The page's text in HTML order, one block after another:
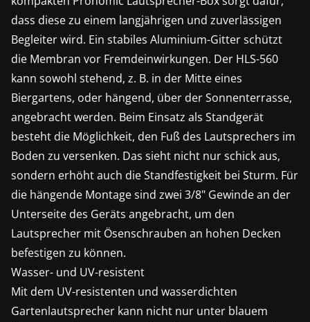
dass diese zu einem langjährigen und zuverlässigen
Begleiter wird. Ein stabiles Aluminium-Gitter schützt
die Membran vor Fremdeinwirkungen. Der HLS-560
kann sowohl stehend, z. B. in der Mitte eines
Biergartens, oder hängend, über der Sonnenterrasse,
angebracht werden. Beim Einsatz als Standgerät
besteht die Möglichkeit, den Fuß des Lautsprechers im
Boden zu versenken. Das sieht nicht nur schick aus,
sondern erhöht auch die Standfestigkeit bei Sturm. Für
die hängende Montage sind zwei 3/8" Gewinde an der
Unterseite des Geräts angebracht, um den
Lautsprecher mit Ösenschrauben an hohen Decken
befestigen zu können.
Wasser- und UV-resistent
Mit dem UV-resistenten und wasserdichten
Gartenlautsprecher kann nicht nur unter blauem